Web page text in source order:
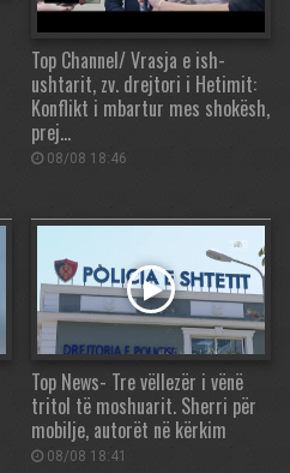
Top Channel/ Vrasja e ish-
ushtarit, zv. drejtori i Hetimit:
Konflikt i mbartur mes shokësh,
prej…
08/08 18:46
Top News- Tre vëllezër i vënë
tritol të moshuarit. Sherri për
mobilje, autorët në kërkim
08/08 18:41